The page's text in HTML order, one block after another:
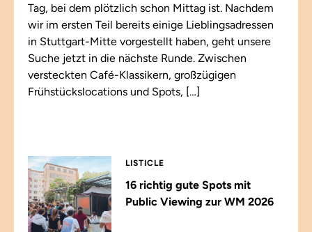
Tag, bei dem plötzlich schon Mittag ist. Nachdem
wir im ersten Teil bereits einige Lieblingsadressen
in Stuttgart-Mitte vorgestellt haben, geht unsere
Suche jetzt in die nächste Runde. Zwischen
versteckten Café-Klassikern, großzügigen
Frühstückslocations und Spots, […]
LISTICLE
16 richtig gute Spots mit
Public Viewing zur WM 2026